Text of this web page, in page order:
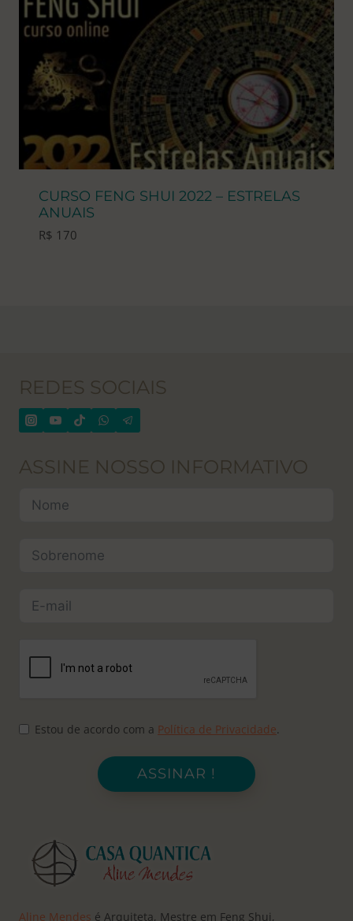
CURSO FENG SHUI 2022 – ESTRELAS
ANUAIS
R$ 170
REDES SOCIAIS
ASSINE NOSSO INFORMATIVO
Estou de acordo com a Política de Privacidade.
ASSINAR !
Aline Mendes é Arquiteta, Mestre em Feng Shui,